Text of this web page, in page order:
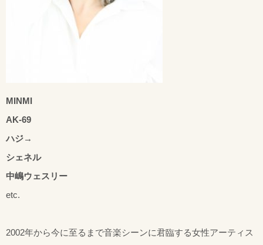
MINMI
AK-69
ハジ→
シェネル
中嶋ウェスリー
etc.
2002年から今に至るまで音楽シーンに君臨する女性アーティス